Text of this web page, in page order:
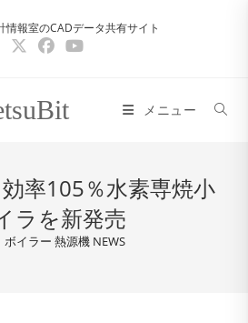
情報室のCADデータ共有サイト
メニュー
率105％水素専焼小
ラを新発売
ボイラー 熱源機 NEWS